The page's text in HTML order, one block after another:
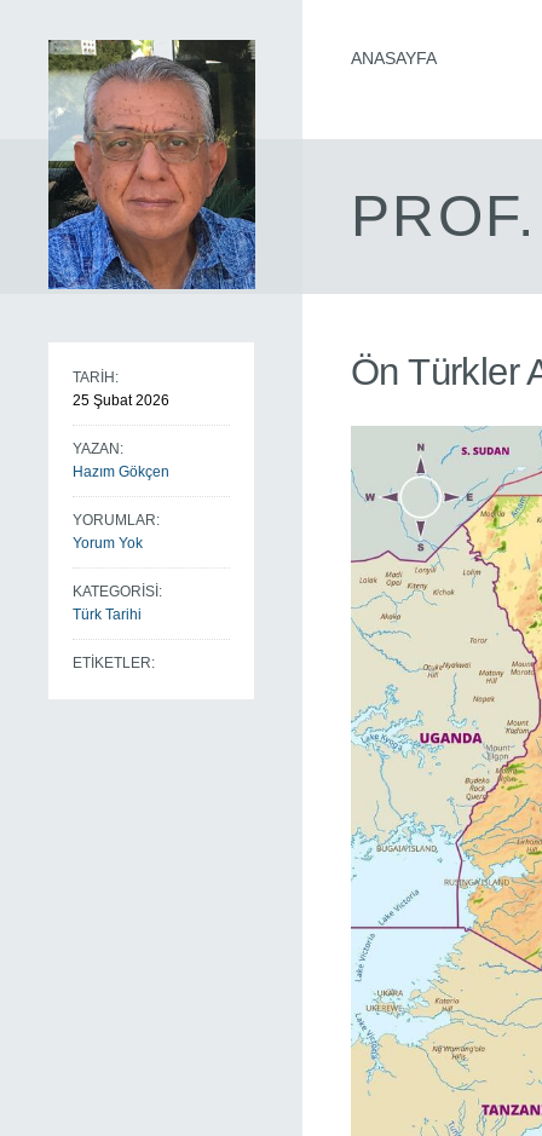
ANASAYFA
TARİH:
25 Şubat 2026
YAZAN:
Hazım Gökçen
YORUMLAR:
Yorum Yok
KATEGORİSİ:
Türk Tarihi
ETİKETLER:
Ön Türkler